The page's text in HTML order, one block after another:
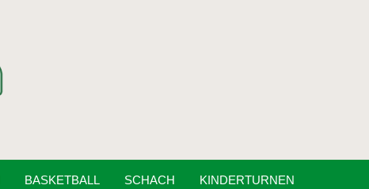
BASKETBALL SCHACH KINDERTURNEN